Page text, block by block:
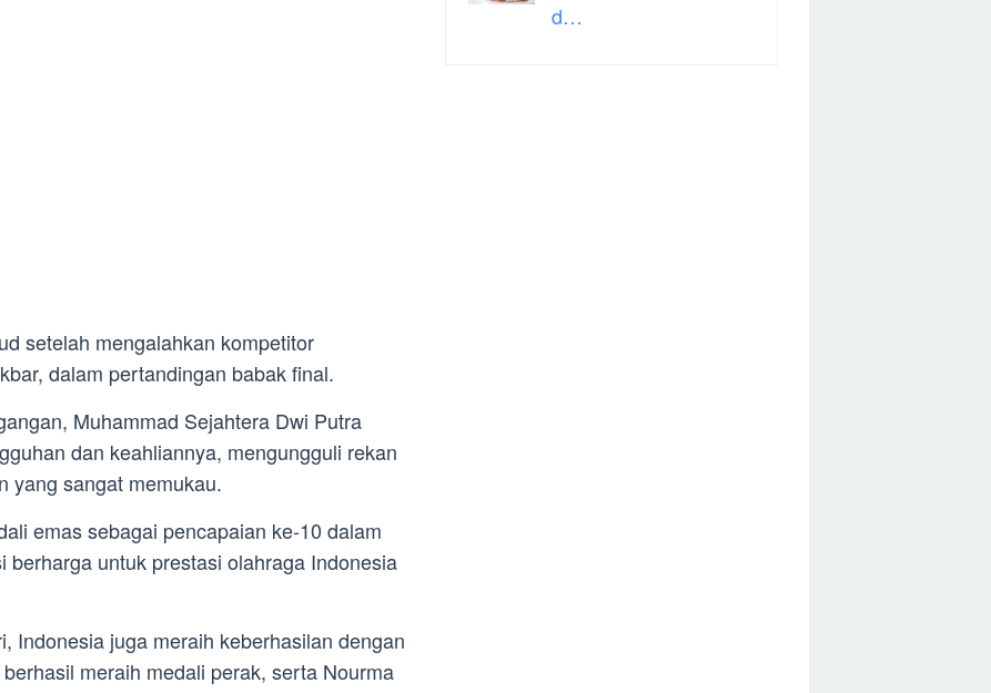
setelah mengalahkan kompetitor
dalam pertandingan babak final.
Muhammad Sejahtera Dwi Putra
dan keahliannya, mengungguli rekan
yang sangat memukau.
emas sebagai pencapaian ke-10 dalam
berharga untuk prestasi olahraga Indonesia
Indonesia juga meraih keberhasilan dengan
meraih medali perak, serta Nourma
d…